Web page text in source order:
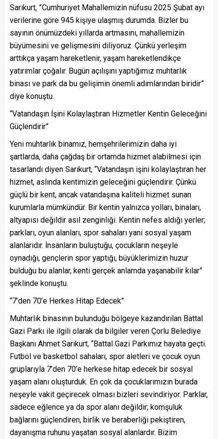
Sarıkurt, ”Cumhuriyet Mahallemizin nüfusu 2025 Şubat ayı
verilerine göre 945 kişiye ulaşmış durumda. Bizler bu
sayının önümüzdeki yıllarda artmasını, mahallemizin
büyümesini ve gelişmesini diliyoruz. Çünkü yerleşim
arttıkça yaşam hareketlenir, yaşam hareketlendikçe
yatırımlar çoğalır. Bugün açılışını yaptığımız muhtarlık
binası ve park da bu gelişimin önemli adımlarından biridir”
diye konuştu.
“Vatandaşın İşini Kolaylaştıran Hizmetler Kentin Geleceğini
Güçlendirir”
Yeni muhtarlık binamız, hemşehrilerimizin daha iyi
şartlarda, daha çağdaş bir ortamda hizmet alabilmesi için
tasarlandı diyen Sarıkurt, “Vatandaşın işini kolaylaştıran her
hizmet, aslında kentimizin geleceğini güçlendirir. Çünkü
güçlü bir kent, ancak vatandaşına kaliteli hizmet sunan
kurumlarla mümkündür. Bir kentin yalnızca yolları, binaları,
altyapısı değildir asıl zenginliği. Kentin nefes aldığı yerler;
parkları, oyun alanları, spor sahaları yani sosyal yaşam
alanlarıdır. İnsanların buluştuğu, çocukların neşeyle
oynadığı, gençlerin spor yaptığı, büyüklerimizin huzur
bulduğu bu alanlar, kenti gerçek anlamda yaşanabilir kılar”
şeklinde konuştu.
“7’den 70’e Herkes Hitap Edecek”
Muhtarlık binasının bulunduğu bölgeye kazandırılan Battal
Gazi Parkı ile ilgili olarak da bilgiler veren Çorlu Belediye
Başkanı Ahmet Sarıkurt, “Battal Gazi Parkımız hayata geçti.
Futbol ve basketbol sahaları, spor aletleri ve çocuk oyun
gruplarıyla 7’den 70’e herkese hitap edecek bir sosyal
yaşam alanı oluşturduk. En çok da çocuklarımızın burada
neşeyle vakit geçirecek olması bizleri sevindiriyor. Parklar,
sadece eğlence ya da spor alanı değildir; komşuluk
bağlarını güçlendiren, birlik ve beraberliği pekiştiren,
dayanışma ruhunu yaşatan sosyal alanlardır. Bizim